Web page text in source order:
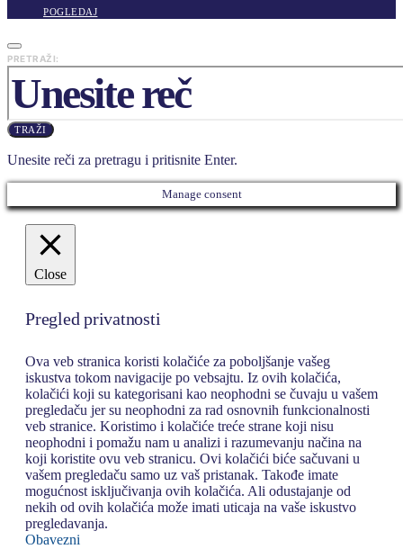
POGLEDAJ
PRETRAŽI:
TRAŽI
Unesite reči za pretragu i pritisnite Enter.
Manage consent
Close
Pregled privatnosti
Ova veb stranica koristi kolačiće za poboljšanje vašeg
iskustva tokom navigacije po vebsajtu. Iz ovih kolačića,
kolačići koji su kategorisani kao neophodni se čuvaju u vašem
pregledaču jer su neophodni za rad osnovnih funkcionalnosti
veb stranice. Koristimo i kolačiće treće strane koji nisu
neophodni i pomažu nam u analizi i razumevanju načina na
koji koristite ovu veb stranicu. Ovi kolačići biće sačuvani u
vašem pregledaču samo uz vaš pristanak. Takođe imate
mogućnost isključivanja ovih kolačića. Ali odustajanje od
nekih od ovih kolačića može imati uticaja na vaše iskustvo
pregledavanja.
Obavezni